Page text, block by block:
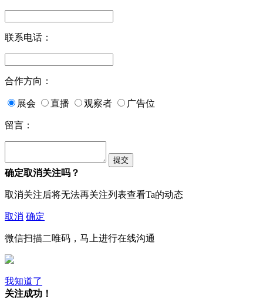
联系电话：
合作方向：
展会 直播 观察者 广告位
留言：
确定取消关注吗？
取消关注后将无法再关注列表查看Ta的动态
取消 确定
微信扫描二唯码，马上进行在线沟通
我知道了
关注成功！